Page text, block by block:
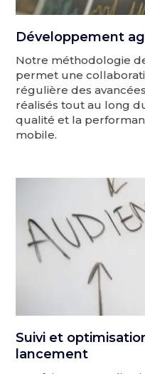
Développement
Notre méthodologie
permet une
régulière des
réalisés tout au long
qualité et la
mobile.
Suivi et
lancement